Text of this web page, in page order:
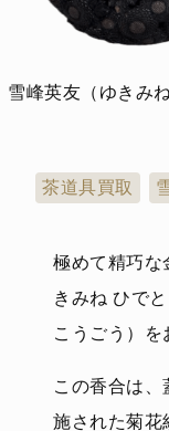
雪峰英友（ゆきみ
茶道具買取
極めて精巧な
きみね ひで
こうごう）を
この香合は、
施された菊花